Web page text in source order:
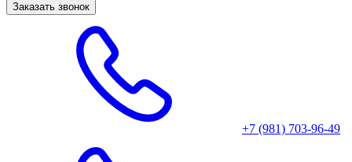
Заказать звонок
+7 (981) 703-96-49